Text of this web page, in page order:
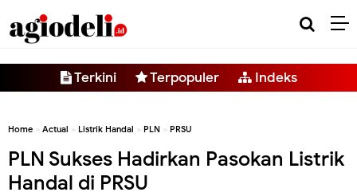
Terkini Terpopuler Indeks
Home » Actual » Listrik Handal » PLN » PRSU
PLN Sukses Hadirkan Pasokan Listrik
Handal di PRSU